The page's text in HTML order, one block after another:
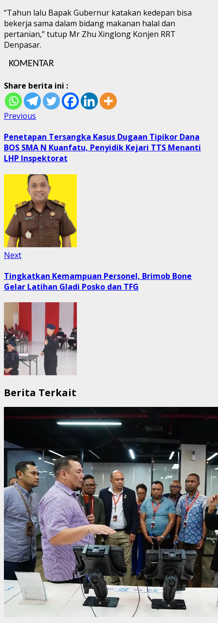
“Tahun lalu Bapak Gubernur katakan kedepan bisa
bekerja sama dalam bidang makanan halal dan
pertanian,” tutup Mr Zhu Xinglong Konjen RRT
Denpasar.
KOMENTAR
Share berita ini :
Post
navigation
Previous
Penetapan Tersangka Kasus Dugaan Tipikor Dana
BOS SMA N Kuanfatu, Penyidik Kejari TTS Menanti
LHP Inspektorat
NextNext
Tingkatkan Kemampuan Personel, Brimob Bone
Gelar Latihan Gladi Posko dan TFG
Berita Terkait